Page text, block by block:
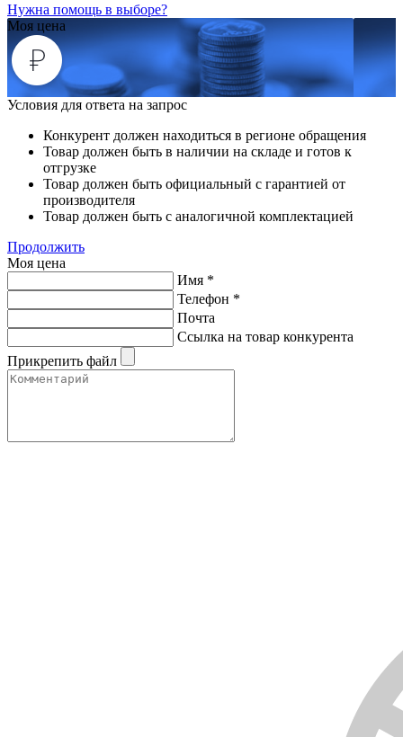
Нужна помощь в выборе?
Моя цена
Условия для ответа на запрос
Конкурент должен находиться в регионе обращения
Товар должен быть в наличии на складе и готов к
отгрузке
Товар должен быть официальный с гарантией от
производителя
Товар должен быть с аналогичной комплектацией
Продолжить
Моя цена
Имя *
Телефон *
Почта
Ссылка на товар конкурента
Прикрепить файл